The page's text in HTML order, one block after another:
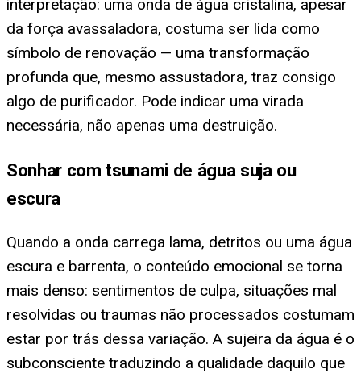
interpretação: uma onda de água cristalina, apesar
da força avassaladora, costuma ser lida como
símbolo de renovação — uma transformação
profunda que, mesmo assustadora, traz consigo
algo de purificador. Pode indicar uma virada
necessária, não apenas uma destruição.
Sonhar com tsunami de água suja ou
escura
Quando a onda carrega lama, detritos ou uma água
escura e barrenta, o conteúdo emocional se torna
mais denso: sentimentos de culpa, situações mal
resolvidas ou traumas não processados costumam
estar por trás dessa variação. A sujeira da água é o
subconsciente traduzindo a qualidade daquilo que